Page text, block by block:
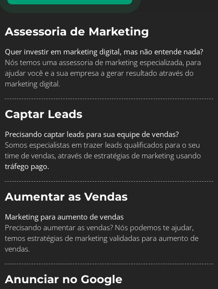
Assessoria de Marketing
Quer investir em marketing digital, mas não entende nada?
Nós temos uma assessoria de marketing especializada, para
ajudar você e a sua empresa a gerar resultado através do
marketing digital.
Captar Leads
Precisando captar leads para sua equipe de vendas?
Somos especialistas em trazer leads qualificados para o seu
time de vendas, através de estratégias de marketing usando
tráfego pago.
Aumentar as Vendas
Marketing para aumento de vendas
Precisando aumentar as vendas? Nós podemos te ajudar,
temos estratégias de marketing validadas para aumento de
vendas.
Anunciar no Google